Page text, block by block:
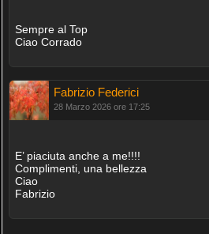
Sempre al Top
Ciao Corrado
Fabrizio Federici
28 Marzo 2026 ore 17:25
E’ piaciuta anche a me!!!!
Complimenti, una bellezza
Ciao
Fabrizio